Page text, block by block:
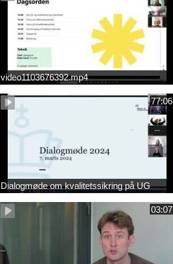
video1103676392.mp4
77:06
Dialogmøde om kvalitetssikring på UG
03:07